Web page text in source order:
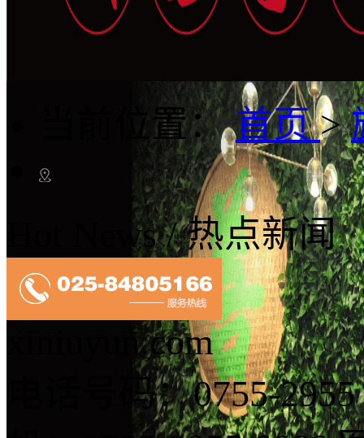
当前位置： 首页 >
Hot News / 热点新闻
xiniuyun.com
电话号码：0755-